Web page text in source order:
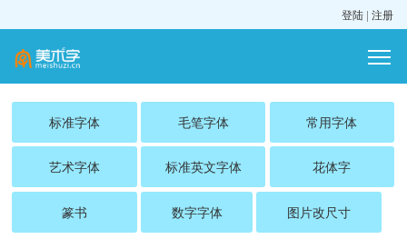
登陆 | 注册
标准字体 毛笔字体 常用字体
艺术字体 标准英文字体 花体字
篆书 数字字体 图片改尺寸